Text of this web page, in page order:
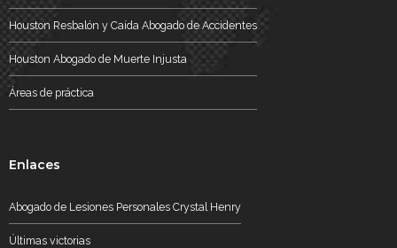
Houston Resbalón y Caída Abogado de Accidentes
Houston Abogado de Muerte Injusta
Áreas de práctica
Enlaces
Abogado de Lesiones Personales Crystal Henry
Últimas victorias